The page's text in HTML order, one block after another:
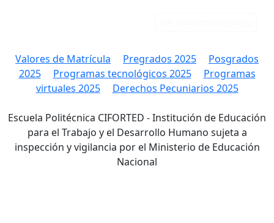
Valores de Matrícula Pregrados 2025
Posgrados
2025
Programas tecnológicos 2025
Programas
virtuales 2025
Derechos Pecuniarios 2025
Escuela Politécnica CIFORTED - Institución de Educación
para el Trabajo y el Desarrollo Humano sujeta a
inspección y vigilancia por el Ministerio de Educación
Nacional